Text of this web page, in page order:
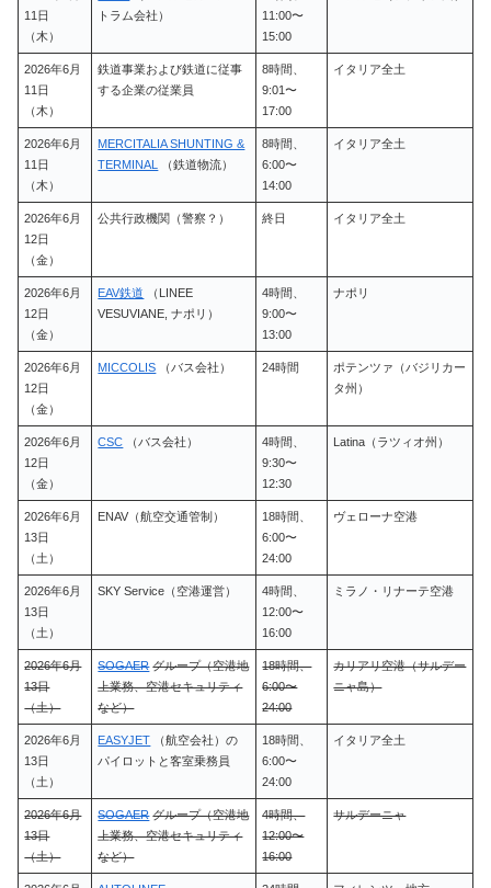
11日
（木）
トラム会社）
11:00〜
15:00
2026年6月
11日
（木）
鉄道事業および鉄道に従事
する企業の従業員
8時間、
9:01〜
17:00
イタリア全土
2026年6月
11日
（木）
MERCITALIA SHUNTING &
TERMINAL
（鉄道物流）
8時間、
6:00〜
14:00
イタリア全土
2026年6月
12日
（金）
公共行政機関（警察？） 終日 イタリア全土
2026年6月
12日
（金）
EAV鉄道
（LINEE
VESUVIANE, ナポリ）
4時間、
9:00〜
13:00
ナポリ
2026年6月
12日
（金）
MICCOLIS （バス会社） 24時間
ポテンツァ（バジリカー
タ州）
2026年6月
12日
（金）
CSC （バス会社）
4時間、
9:30〜
12:30
Latina（ラツィオ州）
2026年6月
13日
（土）
ENAV（航空交通管制）
18時間、
6:00〜
24:00
ヴェローナ空港
2026年6月
13日
（土）
SKY Service（空港運営）
4時間、
12:00〜
16:00
ミラノ・リナーテ空港
2026年6月
13日
（土）
SOGAER グループ（空港地
上業務、空港セキュリティ
など）
18時間、
6:00〜
24:00
カリアリ空港（サルデー
ニャ島）
2026年6月
13日
（土）
EASYJET
（航空会社）の
パイロットと客室乗務員
18時間、
6:00〜
24:00
イタリア全土
2026年6月
13日
（土）
SOGAER グループ（空港地
上業務、空港セキュリティ
など）
4時間、
12:00〜
16:00
サルデーニャ